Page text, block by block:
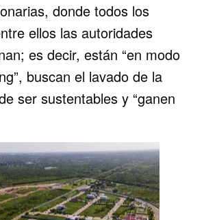
donde todos los
ellos las autoridades
es decir, están “en modo
buscan el lavado de la
ser sustentables y “ganen